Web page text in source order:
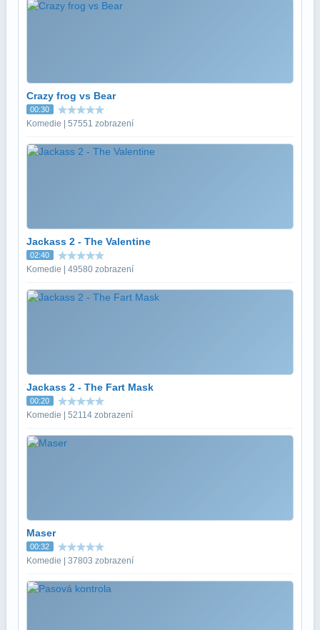
Crazy frog vs Bear
00:30
Komedie | 57551 zobrazení
Jackass 2 - The Valentine
02:40
Komedie | 49580 zobrazení
Jackass 2 - The Fart Mask
00:20
Komedie | 52114 zobrazení
Maser
00:32
Komedie | 37803 zobrazení